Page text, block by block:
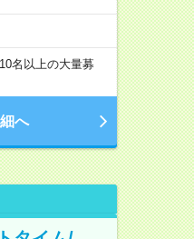
名以上の大量募
へ